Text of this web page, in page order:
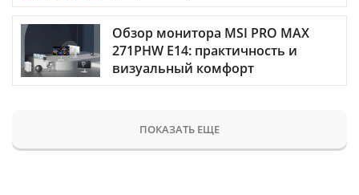
Обзор монитора MSI PRO MAX
271PHW E14: практичность и
визуальный комфорт
ПОКАЗАТЬ ЕЩЕ